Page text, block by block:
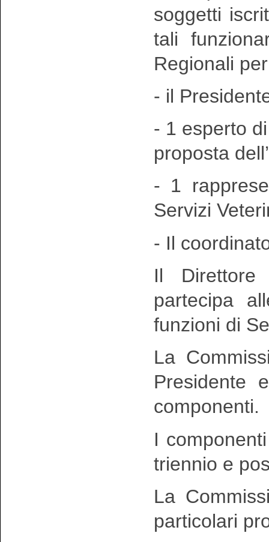
soggetti
tali
Regionali
- il
- 1 esperto
proposta
- 1
Servizi
- Il
Il Direttore
partecipa
funzioni di
La
Presidente
componenti.
I
triennio e
La
particolari